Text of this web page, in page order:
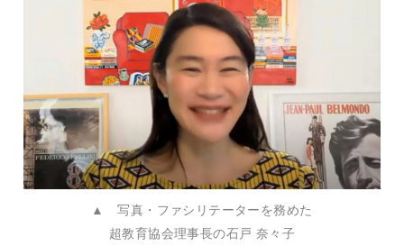
▲ 写真・ファシリテーターを務めた
超教育協会理事長の石戸 奈々子